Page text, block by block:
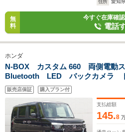
住所
愛知
無
料
今すぐ在庫確
電話
ホンダ
N-BOX カスタム 660 両側電動
Bluetooth LED バックカメラ
14アルミホイール オートライト
販売店保証 購入プラン付
支払総額
145.8